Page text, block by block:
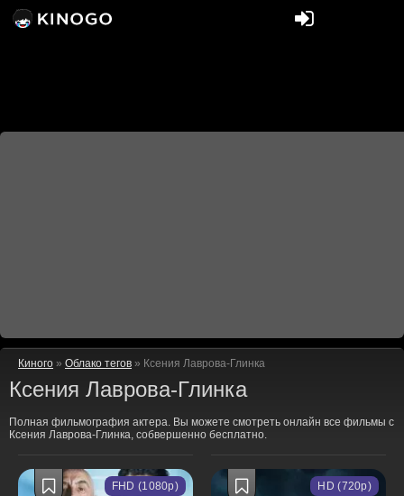
Киного » Облако тегов » Ксения Лаврова-Глинка
Ксения Лаврова-Глинка
Полная фильмография актера. Вы можете смотреть онлайн все фильмы с
Ксения Лаврова-Глинка, собвершенно бесплатно.
FHD (1080p) HD (720p)